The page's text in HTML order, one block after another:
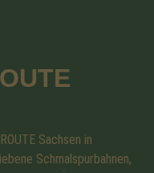
Sachsen in
Schmalspurbahnen,